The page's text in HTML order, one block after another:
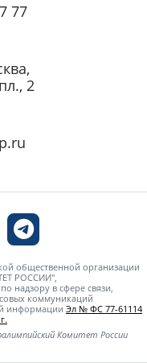
77
2
общественной организации
РОССИИ",
надзору в сфере связи,
коммуникаций
информации Эл № ФС 77-61114
Комитет России